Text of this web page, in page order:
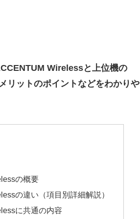
Wirelessと上位機の
リットのポイントなどをわかりや
の概要
の違い（項目別詳細解説）
に共通の内容